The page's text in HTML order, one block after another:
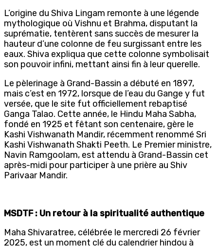
L’origine du Shiva Lingam remonte à une légende
mythologique où Vishnu et Brahma, disputant la
suprématie, tentèrent sans succès de mesurer la
hauteur d’une colonne de feu surgissant entre les
eaux. Shiva expliqua que cette colonne symbolisait
son pouvoir infini, mettant ainsi fin à leur querelle.
Le pèlerinage à Grand-Bassin a débuté en 1897,
mais c’est en 1972, lorsque de l’eau du Gange y fut
versée, que le site fut officiellement rebaptisé
Ganga Talao. Cette année, le Hindu Maha Sabha,
fondé en 1925 et fêtant son centenaire, gère le
Kashi Vishwanath Mandir, récemment renommé Sri
Kashi Vishwanath Shakti Peeth. Le Premier ministre,
Navin Ramgoolam, est attendu à Grand-Bassin cet
après-midi pour participer à une prière au Shiv
Parivaar Mandir.
MSDTF : Un retour à la spiritualité authentique
Maha Shivaratree, célébrée le mercredi 26 février
2025, est un moment clé du calendrier hindou à